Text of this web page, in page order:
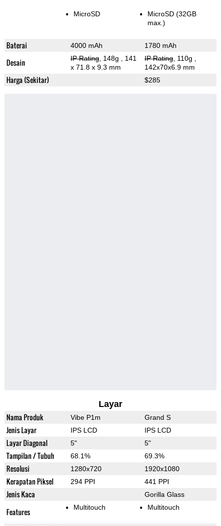
MicroSD
MicroSD (32GB
max.)
Baterai 4000 mAh 1780 mAh
Desain IP Rating, 148g
, 141
x 71.8 x 9.3 mm
IP Rating, 110g
142x70x6.9 mm
Harga (Sekitar) $285
Layar
Nama Produk Vibe P1m Grand S
Jenis Layar IPS LCD IPS LCD
Layar Diagonal 5" 5"
Tampilan / Tubuh 68.1% 69.3%
Resolusi 1280x720 1920x1080
Kerapatan Piksel 294 PPI 441 PPI
Jenis Kaca Gorilla Glass
Features Multitouch Multitouch